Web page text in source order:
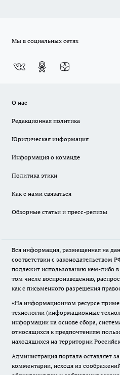
Мы в социальных сетях
О нас
Редакционная политика
Юридическая информация
Информация о команде
Политика этики
Как с нами связаться
Обзорные статьи и пресс-релизы
Вся информация, размещенная на
соответствии с законодательством
подлежит использованию кем-либо
том числе воспроизведению,
как с письменного разрешения
«На информационном ресурсе
технологии (информационные
информации на основе сбора,
относящихся к предпочтениям
находящихся на территории
Администрация портала оставляет
комментарии, исходя из